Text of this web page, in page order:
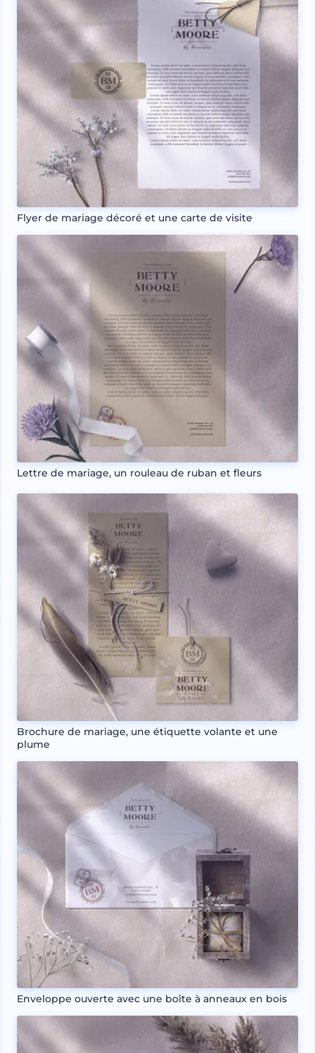
Flyer de mariage décoré et une carte de visite
Lettre de mariage, un rouleau de ruban et fleurs
Brochure de mariage, une étiquette volante et une
plume
Enveloppe ouverte avec une boîte à anneaux en bois